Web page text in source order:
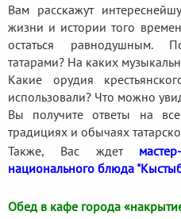
Вам расскажут
жизни и истории того
остаться равнодушным.
татарами? На каких
Какие орудия
использовали? Что можно
Вы получите ответы на
традициях и обычаях
Также, Вас ждет
национального блюда
Обед в кафе города